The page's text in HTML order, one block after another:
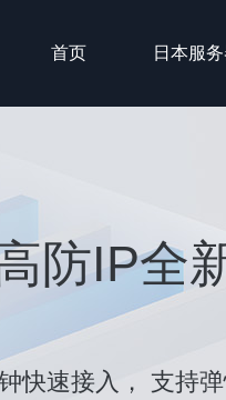
首页 日本服
防IP全
快速接入， 支持